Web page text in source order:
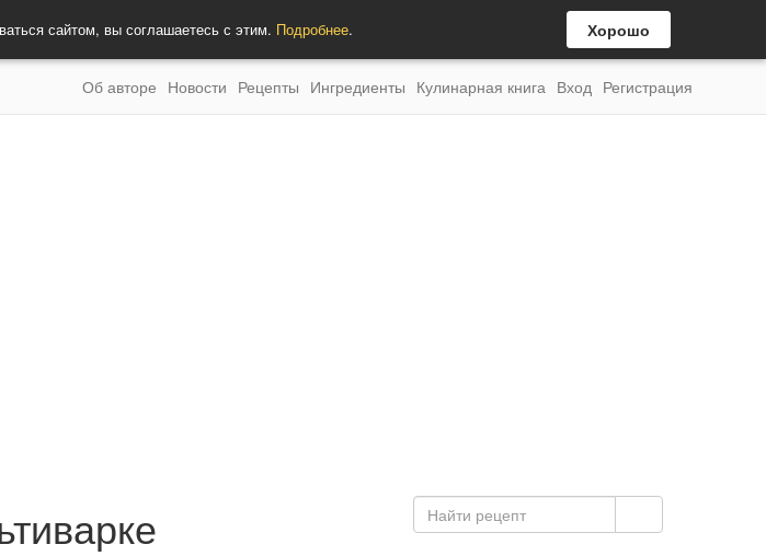
сайтом, вы соглашаетесь с этим. Подробнее. Хорошо
Об авторе Новости Рецепты Ингредиенты Кулинарная книга Вход Регистрация